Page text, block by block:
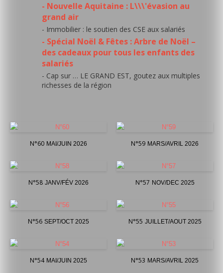
- Nouvelle Aquitaine : L\\\'évasion au
grand air
- Immobilier : le soutien des CSE aux salariés
- Spécial Noël & Fêtes : Arbre de Noël –
des cadeaux pour tous les enfants des
salariés
- Cap sur … LE GRAND EST, goutez aux multiples
richesses de la région
N°60 MAI/JUIN 2026 N°59 MARS/AVRIL 2026
N°58 JANV/FÉV 2026 N°57 NOV/DEC 2025
N°56 SEPT/OCT 2025 N°55 JUILLET/AOUT 2025
N°54 MAI/JUIN 2025 N°53 MARS/AVRIL 2025